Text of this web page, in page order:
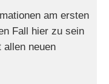
am ersten
Fall hier zu sein
allen neuen